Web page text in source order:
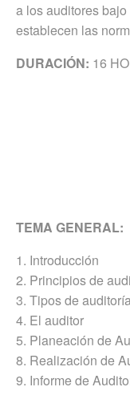
a los auditores
establecen las
DURACIÓN: 16
TEMA GENERAL:
1. Introducción
2. Principios de
3. Tipos de
4. El auditor
5. Planeación de
8. Realización de
9. Informe de